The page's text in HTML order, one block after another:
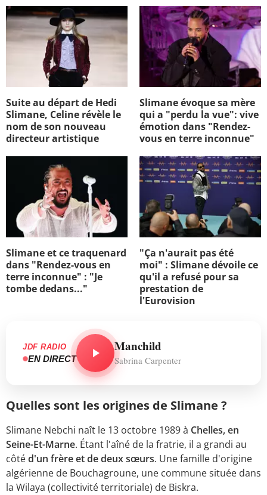
Suite au départ de Hedi
Slimane, Celine révèle le
nom de son nouveau
directeur artistique
Slimane évoque sa mère
qui a "perdu la vue": vive
émotion dans "Rendez-
vous en terre inconnue"
Slimane et ce traquenard
dans "Rendez-vous en
terre inconnue" : "Je
tombe dedans..."
"Ça n'aurait pas été
moi" : Slimane dévoile ce
qu'il a refusé pour sa
prestation de
l'Eurovision
JDF RADIO
EN DIRECT
Manchild
Sabrina Carpenter
Quelles sont les origines de Slimane ?
Slimane Nebchi naît le 13 octobre 1989 à Chelles, en
Seine-Et-Marne. Étant l'aîné de la fratrie, il a grandi au
côtéd'un frère et de deux sœurs. Une famille d'origine
algérienne de Bouchagroune, une commune située dans
la Wilaya (collectivité territoriale) de Biskra.